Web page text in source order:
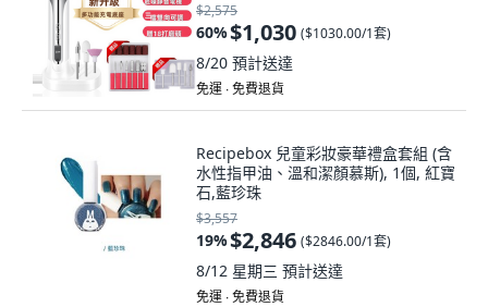
$2,575
60%$1,030 ($1030.00/1套)
8/20 預計送達
免運 ∙ 免費退貨
Recipebox 兒童彩妝豪華禮盒套組 (含
水性指甲油、溫和潔顏慕斯), 1個, 紅寶
石,藍珍珠
$3,557
19%$2,846 ($2846.00/1套)
8/12 星期三 預計送達
免運 ∙ 免費退貨